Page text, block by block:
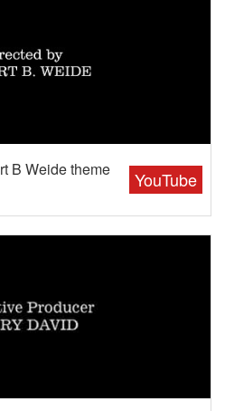
YouTube
B Weide theme